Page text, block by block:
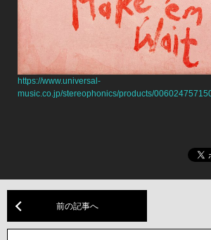
https://www.universal-
music.co.jp/stereophonics/products/
前の記事へ